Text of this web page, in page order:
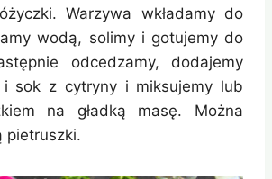
Warzywa wkładamy do
wodą, solimy i gotujemy do
odcedzamy, dodajemy
i sok z cytryny i miksujemy lub
na gładką masę. Można
pietruszki.